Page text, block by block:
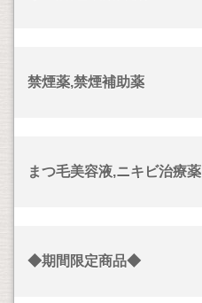
禁煙薬,禁煙補助薬
まつ毛美容液,ニキビ治療薬
◆期間限定商品◆